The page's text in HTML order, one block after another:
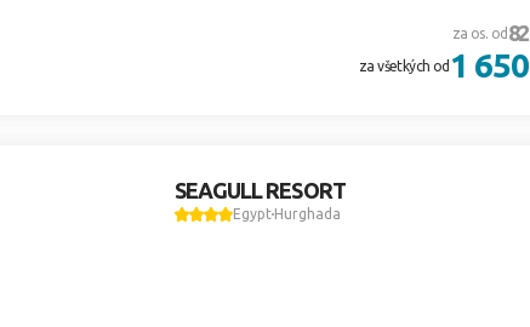
za os. od
za všetkých od 1
SEAGULL RESORT
EgyptHurghada